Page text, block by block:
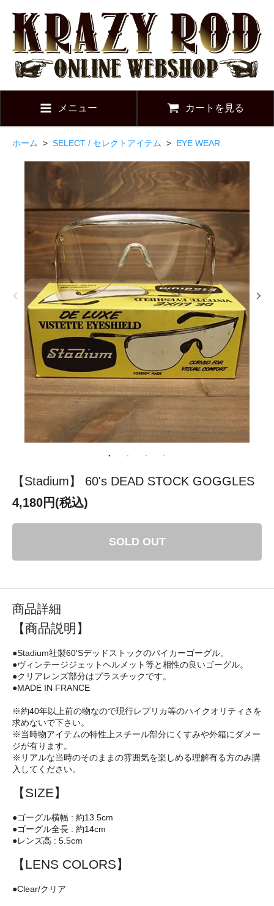
メニュー カートを見る
ホーム > SELECT / セレクトアイテム > EYE WEAR
【Stadium】 60's DEAD STOCK GOGGLES
4,180円(税込)
SOLD OUT
商品詳細
【商品説明】
●Stadium社製60'Sデッドストックのバイカーゴーグル。
●ヴィンテージジェットヘルメット等と相性の良いゴーグル。
●クリアレンズ部分はプラスチックです。
●MADE IN FRANCE
※約40年以上前の物なので現行レプリカ等のハイクオリティさを
求めないで下さい。
※当時物アイテムの特性上スチール部分にくすみや外箱にダメー
ジが有ります。
※リアルな当時のそのままの雰囲気を楽しめる理解有る方のみ購
入してください。
【SIZE】
●ゴーグル横幅 : 約13.5cm
●ゴーグル全長 : 約14cm
●レンズ高 : 5.5cm
【LENS COLORS】
●Clear/クリア